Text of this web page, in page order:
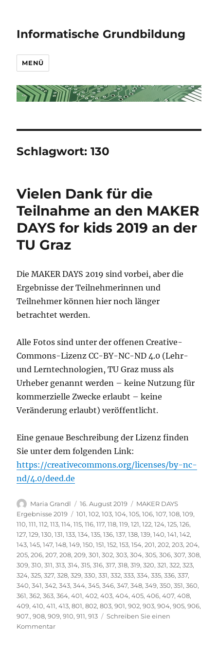
Informatische Grundbildung
MENÜ
Schlagwort:130
Vielen Dank für die
Teilnahme an den MAKER
DAYS for kids 2019 an der
TU Graz
Die MAKER DAYS 2019 sind vorbei, aber die
Ergebnisse der Teilnehmerinnen und
Teilnehmer können hier noch länger
betrachtet werden.
Alle Fotos sind unter der offenen Creative-
Commons-Lizenz CC-BY-NC-ND 4.0 (Lehr-
und Lerntechnologien, TU Graz muss als
Urheber genannt werden – keine Nutzung für
kommerzielle Zwecke erlaubt – keine
Veränderung erlaubt) veröffentlicht.
Eine genaue Beschreibung der Lizenz finden
Sie unter dem folgenden Link:
https://creativecommons.org/licenses/by-nc-
nd/4.0/deed.de
Autor
Maria Grandl
Veröffentlicht
am
16. August 2019 Kategorien
MAKER DAYS
Ergebnisse 2019
Schlagwörter
101,102,103,104,105,106,107,108,109,
110,111,112,113,114,115,116,117,118,119,121,122,124,125,126,
127,129,130,131,133,134,135,136,137,138,139,140,141,142,
143,145,147,148,149,150,151,152,153,154,201,202,203,204,
205,206,207,208,209,301,302,303,304,305,306,307,308,
309,310,311,313,314,315,316,317,318,319,320,321,322,323,
324,325,327,328,329,330,331,332,333,334,335,336,337,
340,341,342,343,344,345,346,347,348,349,350,351,360,
361,362,363,364,401,402,403,404,405,406,407,408,
409,410,411,413,801,802,803,901,902,903,904,905,906,
907.,908,909,910,911,913
Schreiben Sie einen
Kommentarzu